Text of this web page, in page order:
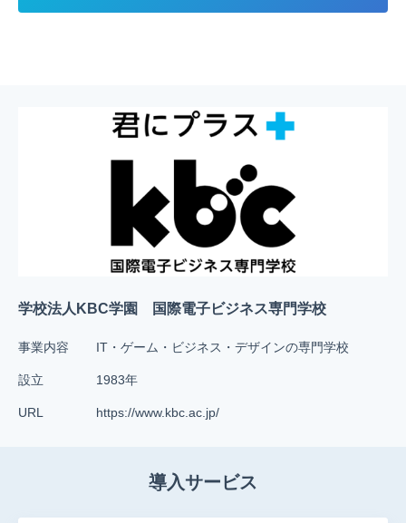
学校法人KBC学園 国際電子ビジネス専門学校
事業内容 IT・ゲーム・ビジネス・デザインの専門学校
設立 1983年
URL https://www.kbc.ac.jp/
導入サービス